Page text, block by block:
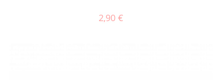
2,90 €